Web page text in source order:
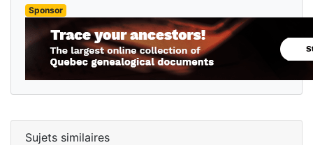
Sponsor
Sujets similaires